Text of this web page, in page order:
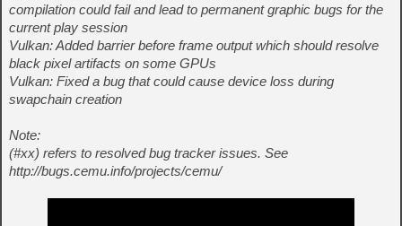
compilation could fail and lead to permanent graphic bugs for the
current play session
Vulkan: Added barrier before frame output which should resolve
black pixel artifacts on some GPUs
Vulkan: Fixed a bug that could cause device loss during
swapchain creation
Note:
(#xx) refers to resolved bug tracker issues. See
http://bugs.cemu.info/projects/cemu/